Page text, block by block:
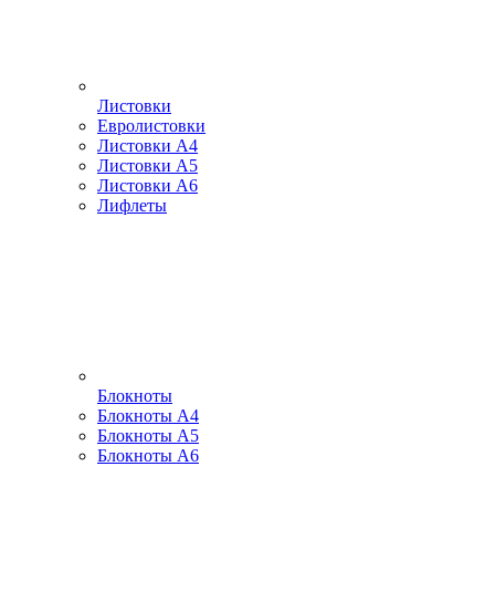
Листовки
Евролистовки
Листовки А4
Листовки А5
Листовки А6
Лифлеты
Блокноты
Блокноты А4
Блокноты А5
Блокноты А6